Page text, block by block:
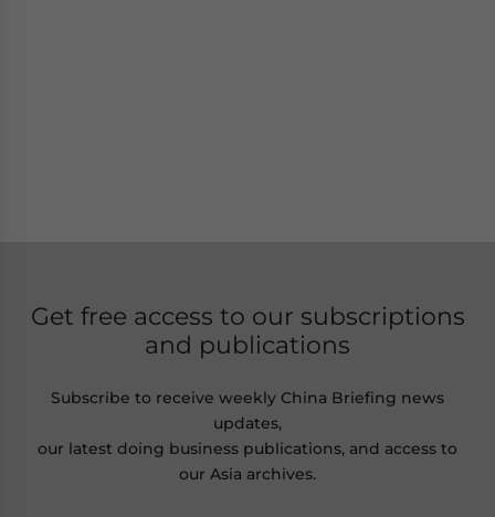
Get free access to our subscriptions
and publications
Subscribe to receive weekly China Briefing news
updates,
our latest doing business publications, and access to
our Asia archives.